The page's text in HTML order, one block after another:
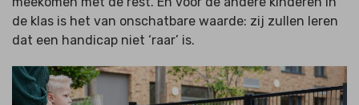
de klas is het van onschatbare waarde: zij zullen leren
dat een handicap niet ‘raar’ is.